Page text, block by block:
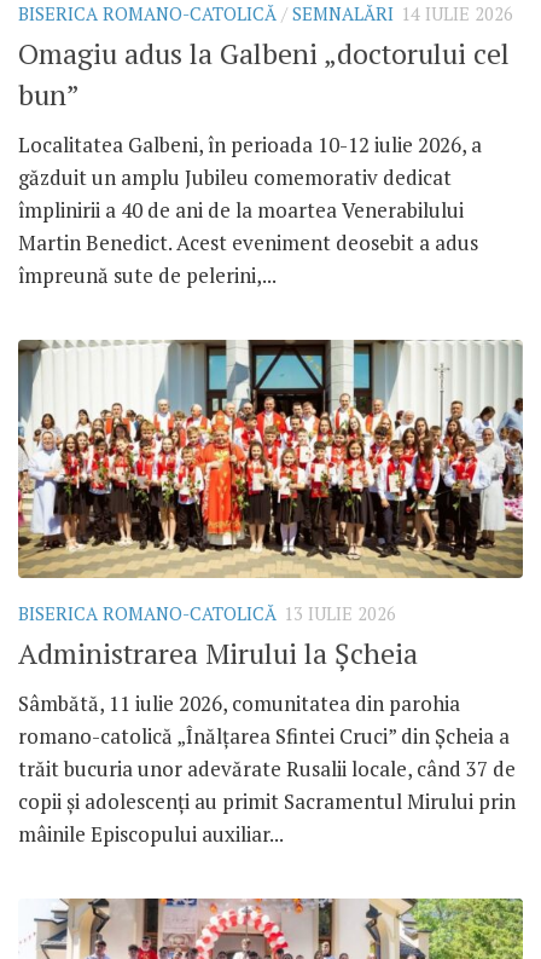
BISERICA ROMANO-CATOLICĂ / SEMNALĂRI 14 IULIE 2026
Omagiu adus la Galbeni „doctorului cel
bun”
Localitatea Galbeni, în perioada 10-12 iulie 2026, a
găzduit un amplu Jubileu comemorativ dedicat
împlinirii a 40 de ani de la moartea Venerabilului
Martin Benedict. Acest eveniment deosebit a adus
împreună sute de pelerini,...
BISERICA ROMANO-CATOLICĂ 13 IULIE 2026
Administrarea Mirului la Șcheia
Sâmbătă, 11 iulie 2026, comunitatea din parohia
romano-catolică „Înălțarea Sfintei Cruci” din Șcheia a
trăit bucuria unor adevărate Rusalii locale, când 37 de
copii și adolescenți au primit Sacramentul Mirului prin
mâinile Episcopului auxiliar...